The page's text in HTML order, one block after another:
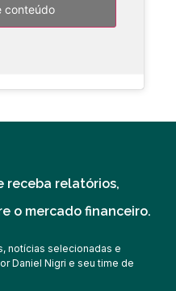
conteúdo
receba relatórios,
o mercado financeiro.
notícias selecionadas e
Daniel Nigri e seu time de